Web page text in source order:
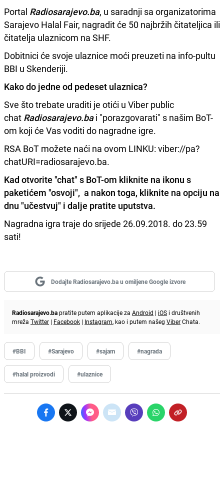
Portal Radiosarajevo.ba, u saradnji sa organizatorima
Sarajevo Halal Fair, nagradit će 50 najbržih čitateljica ili
čitatelja ulaznicom na SHF.
Dobitnici će svoje ulaznice moći preuzeti na info-pultu
BBI u Skenderiji.
Kako do jedne od pedeset ulaznica?
Sve što trebate uraditi je otići u Viber public
chat Radiosarajevo.bai "porazgovarati" s našim BoT-
om koji će Vas voditi do nagradne igre.
RSA BoT možete naći na ovom LINKU: viber://pa?
chatURI=radiosarajevo.ba.
Kad otvorite "chat" s BoT-om kliknite na ikonu s
paketićem "osvoji", a nakon toga, kliknite na opciju na
dnu "učestvuj" i dalje pratite uputstva.
Nagradna igra traje do srijede 26.09.2018. do 23.59
sati!
Dodajte Radiosarajevo.ba u omiljene Google izvore
Radiosarajevo.bapratite putem aplikacije za Android | iOS i društvenih
mreža Twitter | Facebook | Instagram, kao i putem našeg ViberChata.
#BBI #Sarajevo #sajam #nagrada
#halal proizvodi #ulaznice